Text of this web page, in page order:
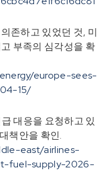
존하고 있었던 것, 미
부족의 심각성을 확
europe-sees-
15/
대응을 요청하고 있
책안을 확인.
east/airlines-
fuel-supply-2026-